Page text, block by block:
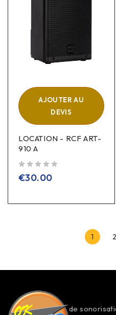
AJOUTER AU
DEVIS
LOCATION - RCF ART-
910 A
€30.00
1 2
de